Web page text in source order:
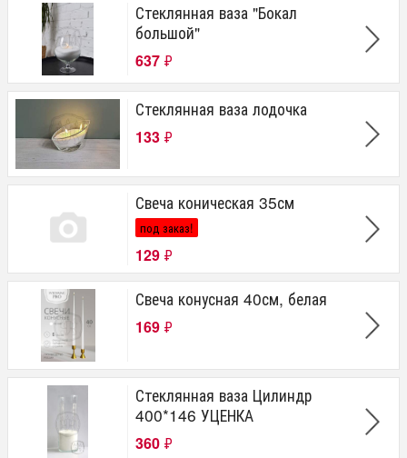
Стеклянная ваза "Бокал
большой"
637 ₽
Стеклянная ваза лодочка
133 ₽
Свеча коническая 35см
под заказ!
129 ₽
Свеча конусная 40см, белая
169 ₽
Стеклянная ваза Цилиндр
400*146 УЦЕНКА
360 ₽